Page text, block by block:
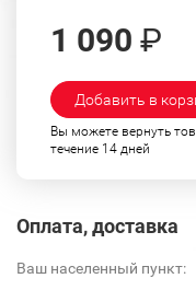
1 090 ₽
Добавить в
Вы можете вернуть
течение 14 дней
Оплата, доставка
Ваш населенный пункт: